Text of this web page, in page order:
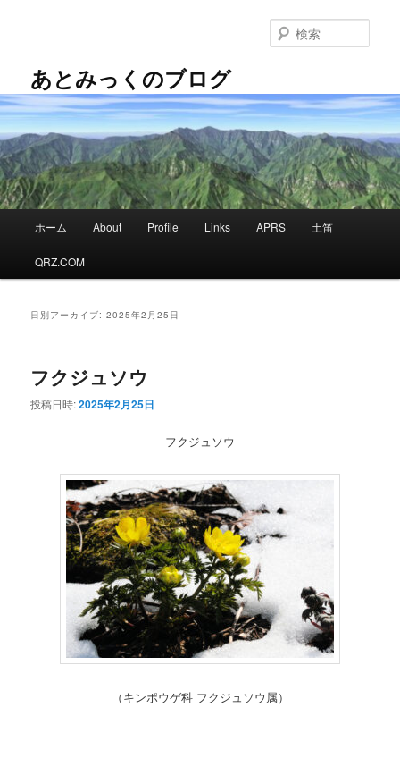
テ
ツ
へ
移
動
ン
へ
移
動
あとみっくのブログ
索
メ
ホーム About Profile Links APRS 土笛
QRZ.COM
日別アーカイブ:2025年2月25日
フクジュソウ
投稿日時:2025年2月25日
フクジュソウ
（キンポウゲ科 フクジュソウ属）